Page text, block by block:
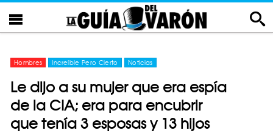
Hombres Increíble Pero Cierto Noticias
Le dijo a su mujer que era espía
de la CIA; era para encubrir
que tenía 3 esposas y 13 hijos